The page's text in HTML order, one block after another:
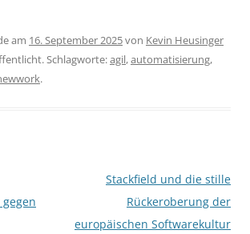
am 16. September 2025von Kevin Heusinger
Schlagworte:agil,automatisierung,
.
Stackfield und die stille
Rückeroberung der
europäischen Softwarekultur